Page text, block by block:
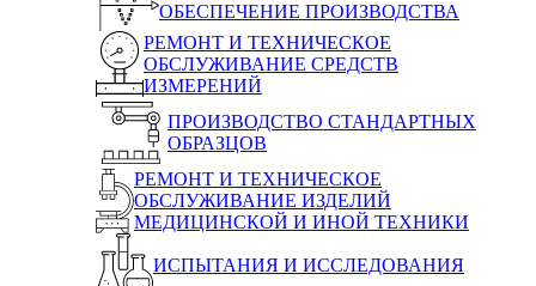
ОБЕСПЕЧЕНИЕ ПРОИЗВОДСТВА
РЕМОНТ И ТЕХНИЧЕСКОЕ
ОБСЛУЖИВАНИЕ СРЕДСТВ
ИЗМЕРЕНИЙ
ПРОИЗВОДСТВО СТАНДАРТНЫХ
ОБРАЗЦОВ
РЕМОНТ И ТЕХНИЧЕСКОЕ
ОБСЛУЖИВАНИЕ ИЗДЕЛИЙ
МЕДИЦИНСКОЙ И ИНОЙ ТЕХНИКИ
ИСПЫТАНИЯ И ИССЛЕДОВАНИЯ